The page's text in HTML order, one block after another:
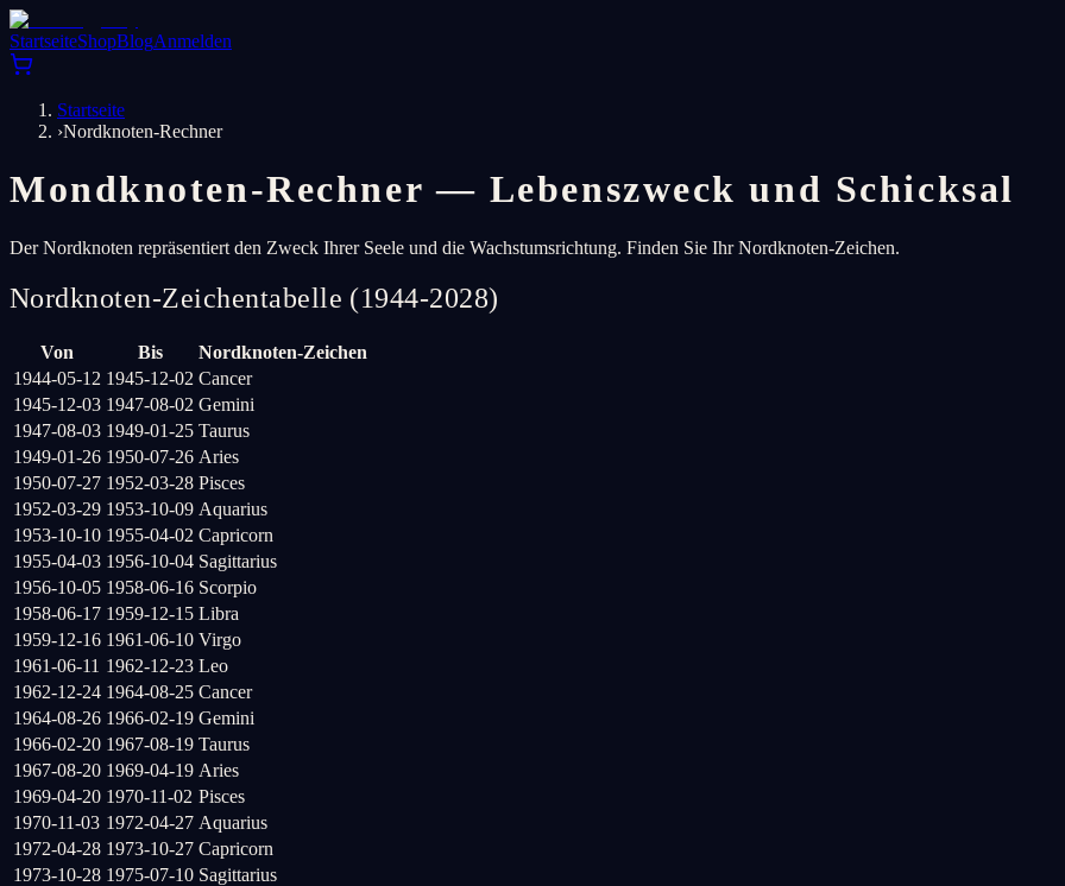
StartseiteShopBlogAnmelden
Startseite
›Nordknoten-Rechner
Mondknoten-Rechner — Lebenszweck und Schicksal
Der Nordknoten repräsentiert den Zweck Ihrer Seele und die Wachstumsrichtung. Finden Sie Ihr Nordknoten-Zeichen.
Nordknoten-Zeichentabelle (1944-2028)
Von Bis
Nordknoten-Zeichen
1944-05-12 1945-12-02 Cancer
1945-12-03 1947-08-02 Gemini
1947-08-03 1949-01-25 Taurus
1949-01-26 1950-07-26 Aries
1950-07-27 1952-03-28 Pisces
1952-03-29 1953-10-09 Aquarius
1953-10-10 1955-04-02 Capricorn
1955-04-03 1956-10-04 Sagittarius
1956-10-05 1958-06-16 Scorpio
1958-06-17 1959-12-15 Libra
1959-12-16 1961-06-10 Virgo
1961-06-11 1962-12-23 Leo
1962-12-24 1964-08-25 Cancer
1964-08-26 1966-02-19 Gemini
1966-02-20 1967-08-19 Taurus
1967-08-20 1969-04-19 Aries
1969-04-20 1970-11-02 Pisces
1970-11-03 1972-04-27 Aquarius
1972-04-28 1973-10-27 Capricorn
1973-10-28 1975-07-10 Sagittarius